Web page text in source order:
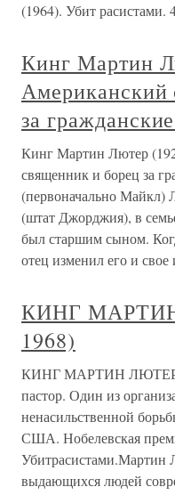
(1964). Убит расистами.
Кинг Мартин
Американский
за
Кинг Мартин Лютер
священник и борец за
(первоначально Майкл)
(штат Джорджия), в
был старшим сыном.
отец изменил его и свое
КИНГ
1968)
КИНГ МАРТИН ЛЮТЕР
пастор. Один из
ненасильственной
США. Нобелевская
выдающихся людей